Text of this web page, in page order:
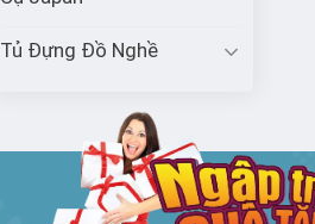
Tủ Đựng Đồ Nghề